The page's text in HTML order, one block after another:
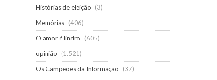
Histórias de eleição
(3)
Memórias (406)
O amor é lindro
(605)
opinião
(1.521)
Os Campeões da Informação
(37)